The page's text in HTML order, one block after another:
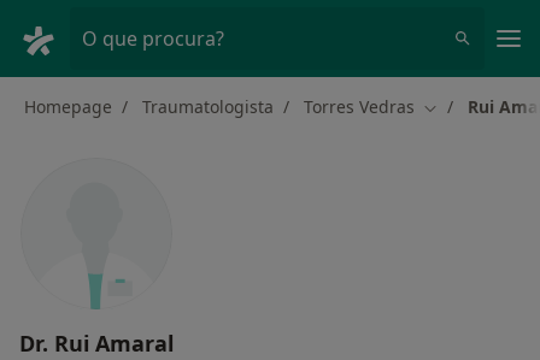
O que procura?
Homepage Traumatologista Torres Vedras Mudar de
Rui
Dr. Rui Amaral